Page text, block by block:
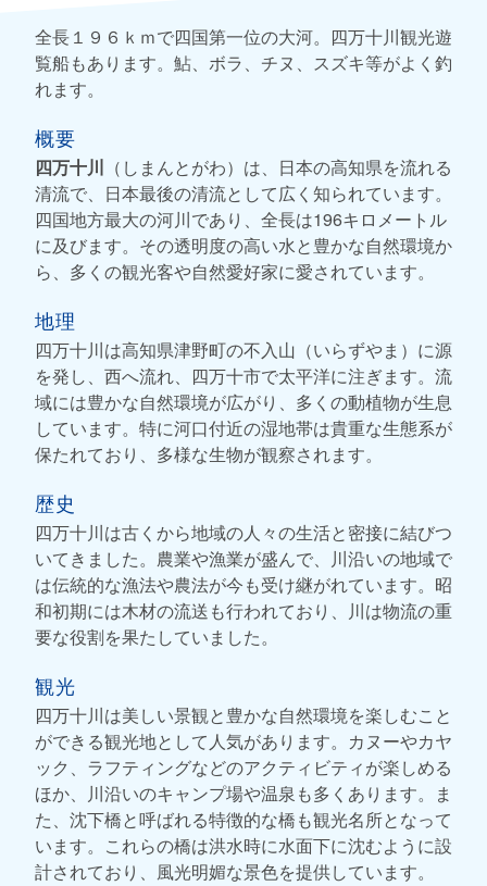
全長１９６ｋｍで四国第一位の大河。四万十川観光遊
覧船もあります。鮎、ボラ、チヌ、スズキ等がよく釣
れます。
概要
四万十川 （しまんとがわ）は、日本の高知県を流れる
清流で、日本最後の清流として広く知られています。
四国地方最大の河川であり、全長は196キロメートル
に及びます。その透明度の高い水と豊かな自然環境か
ら、多くの観光客や自然愛好家に愛されています。
地理
四万十川は高知県津野町の不入山（いらずやま）に源
を発し、西へ流れ、四万十市で太平洋に注ぎます。流
域には豊かな自然環境が広がり、多くの動植物が生息
しています。特に河口付近の湿地帯は貴重な生態系が
保たれており、多様な生物が観察されます。
歴史
四万十川は古くから地域の人々の生活と密接に結びつ
いてきました。農業や漁業が盛んで、川沿いの地域で
は伝統的な漁法や農法が今も受け継がれています。昭
和初期には木材の流送も行われており、川は物流の重
要な役割を果たしていました。
観光
四万十川は美しい景観と豊かな自然環境を楽しむこと
ができる観光地として人気があります。カヌーやカヤ
ック、ラフティングなどのアクティビティが楽しめる
ほか、川沿いのキャンプ場や温泉も多くあります。ま
た、沈下橋と呼ばれる特徴的な橋も観光名所となって
います。これらの橋は洪水時に水面下に沈むように設
計されており、風光明媚な景色を提供しています。